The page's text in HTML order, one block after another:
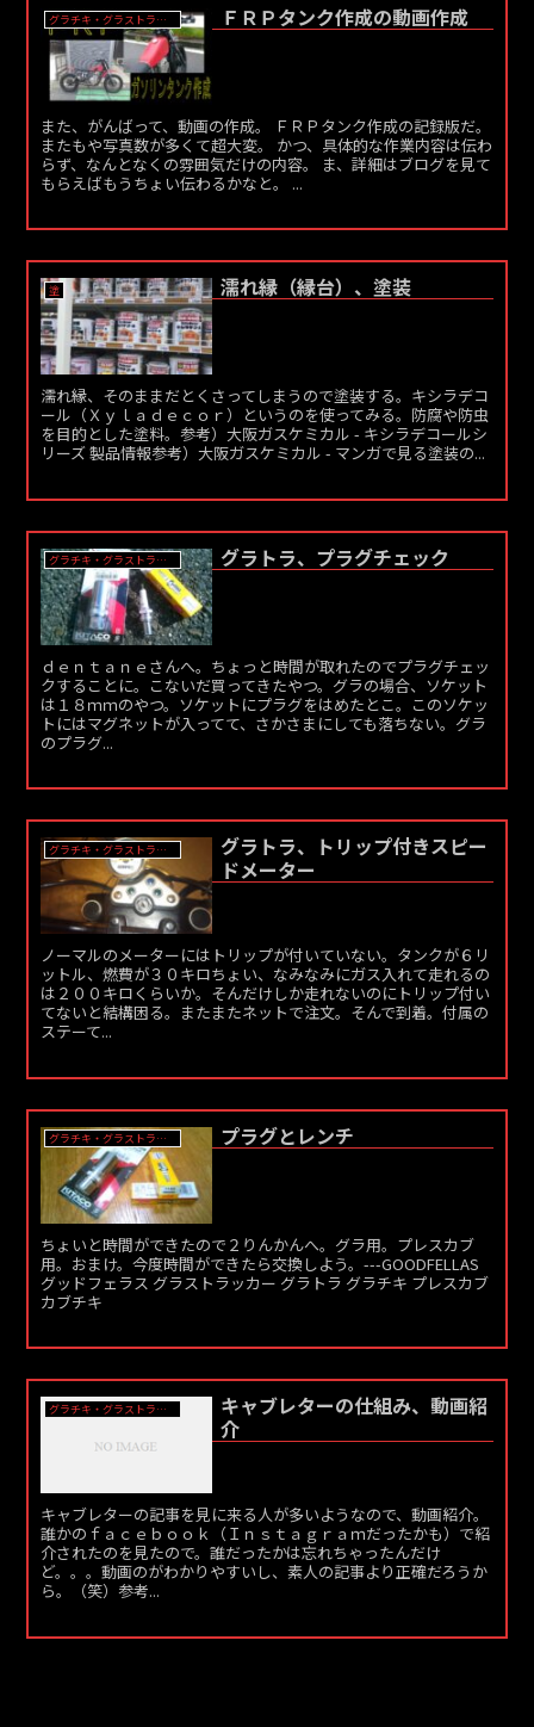
グラチキ・グラストラッカー ＦＲＰタンク作成の動画作成
また、がんばって、動画の作成。 ＦＲＰタンク作成の記録版だ。
またもや写真数が多くて超大変。 かつ、具体的な作業内容は伝わ
らず、なんとなくの雰囲気だけの内容。 ま、詳細はブログを見て
もらえばもうちょい伝わるかなと。 ...
塗 濡れ縁（縁台）、塗装
濡れ縁、そのままだとくさってしまうので塗装する。キシラデコ
ール（Ｘｙｌａｄｅｃｏｒ）というのを使ってみる。防腐や防虫
を目的とした塗料。参考）大阪ガスケミカル - キシラデコールシ
リーズ 製品情報参考）大阪ガスケミカル - マンガで見る塗装の...
グラチキ・グラストラッカー グラトラ、プラグチェック
ｄｅｎｔａｎｅさんへ。ちょっと時間が取れたのでプラグチェッ
クすることに。こないだ買ってきたやつ。グラの場合、ソケット
は１８ｍｍのやつ。ソケットにプラグをはめたとこ。このソケッ
トにはマグネットが入ってて、さかさまにしても落ちない。グラ
のプラグ...
グラチキ・グラストラッカー
グラトラ、トリップ付きスピー
ドメーター
ノーマルのメーターにはトリップが付いていない。タンクが６リ
ットル、燃費が３０キロちょい、なみなみにガス入れて走れるの
は２００キロくらいか。そんだけしか走れないのにトリップ付い
てないと結構困る。またまたネットで注文。そんで到着。付属の
ステーて...
グラチキ・グラストラッカー プラグとレンチ
ちょいと時間ができたので２りんかんへ。グラ用。プレスカブ
用。おまけ。今度時間ができたら交換しよう。---GOODFELLAS
グッドフェラス グラストラッカー グラトラ グラチキ プレスカブ
カブチキ
グラチキ・グラストラッカー
キャブレターの仕組み、動画紹
介
キャブレターの記事を見に来る人が多いようなので、動画紹介。
誰かのｆａｃｅｂｏｏｋ（Ｉｎｓｔａｇｒａｍだったかも）で紹
介されたのを見たので。誰だったかは忘れちゃったんだけ
ど。。。動画のがわかりやすいし、素人の記事より正確だろうか
ら。（笑）参考...